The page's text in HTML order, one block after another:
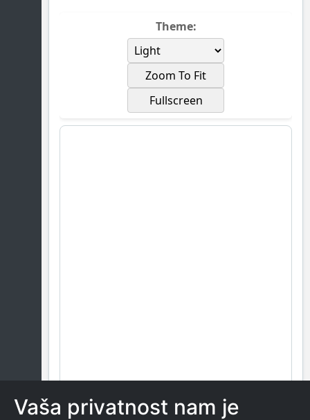
Theme:
Zoom To Fit
Fullscreen
Vaša privatnost nam je